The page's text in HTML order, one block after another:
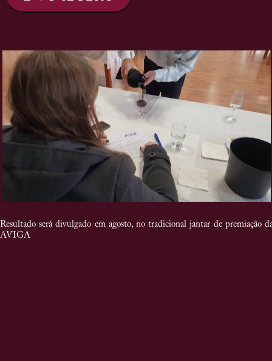
Resultado será divulgado em agosto, no tradicional jantar de premiação
AVIGA